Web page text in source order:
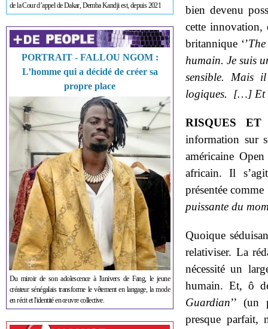
de la Cour d’appel de Dakar, Demba Kandji est, depuis 2021
PORTRAIT - FALLOU NGOM :
L’homme qui a décidé de créer sa
propre place
Du miroir de son adolescence à l'univers de Fang, le jeune
créateur sénégalais transforme le vêtement en langage, la mode
en récit et l'identité en œuvre collective.
bien devenu
cette innovation,
britannique ‘’
humain. Je suis
sensible. Mais
logiques. […] Et
RISQUES
information sur
américaine
africain. Il
présentée comme
puissante du
Quoique
relativiser. La
nécessité un
humain. Et, ô
Guardian’’ (un
presque parfait,